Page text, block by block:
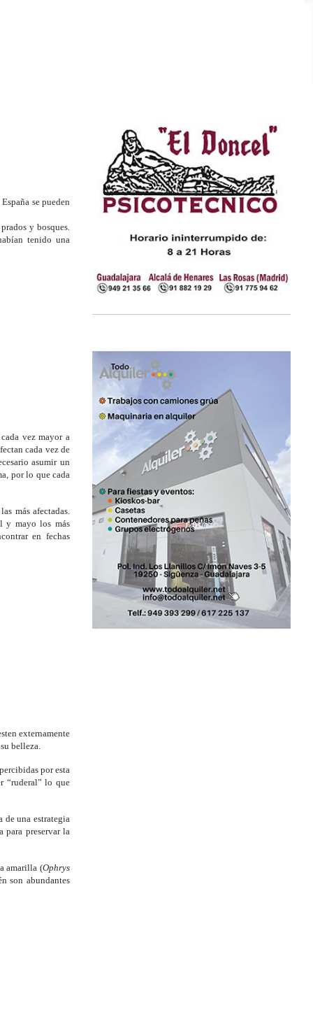
se pueden
y bosques.
tenido una
vez mayor a
cada vez de
asumir un
por lo que cada
más afectadas.
y mayo los más
en fechas
externamente
belleza.
por esta
“ruderal” lo que
de una estrategia
para preservar la
amarilla (Ophrys
son abundantes